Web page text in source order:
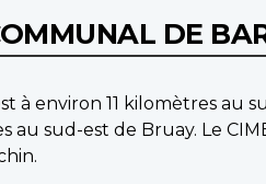
DE
à environ 11 kilomètres
au sud-est de Bruay. Le